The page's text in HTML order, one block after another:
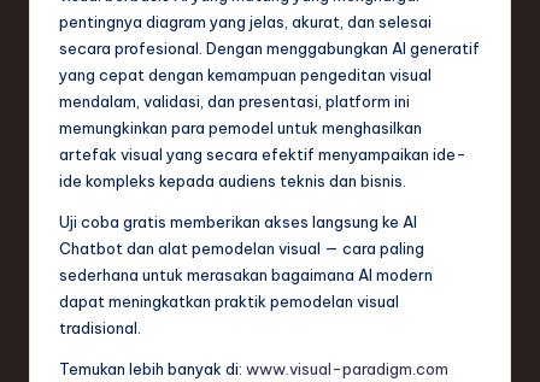
pentingnya diagram yang jelas, akurat, dan selesai
secara profesional. Dengan menggabungkan AI generatif
yang cepat dengan kemampuan pengeditan visual
mendalam, validasi, dan presentasi, platform ini
memungkinkan para pemodel untuk menghasilkan
artefak visual yang secara efektif menyampaikan ide-
ide kompleks kepada audiens teknis dan bisnis.
Uji coba gratis memberikan akses langsung ke AI
Chatbot dan alat pemodelan visual — cara paling
sederhana untuk merasakan bagaimana AI modern
dapat meningkatkan praktik pemodelan visual
tradisional.
Temukan lebih banyak di: www.visual-paradigm.com